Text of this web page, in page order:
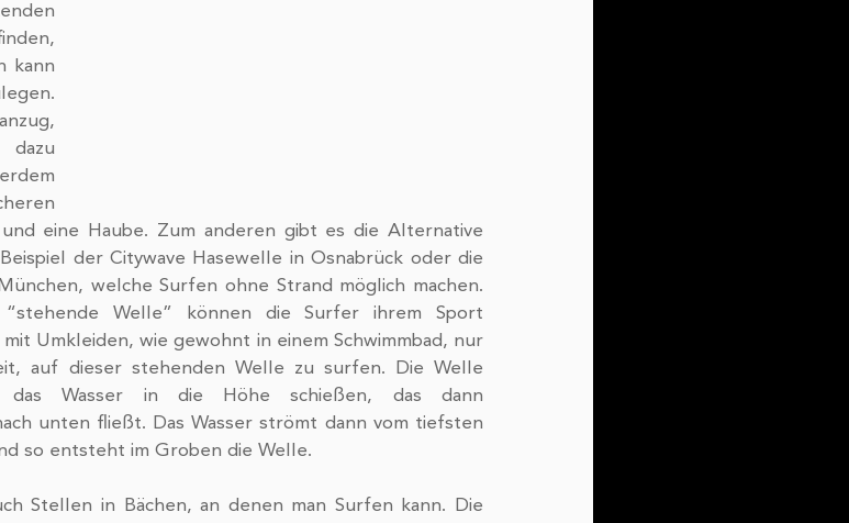
kann
eine Haube. Zum anderen gibt es die Alternative
der Citywave Hasewelle in Osnabrück oder die
welche Surfen ohne Strand möglich machen.
Welle” können die Surfer ihrem Sport
Umkleiden, wie gewohnt in einem Schwimmbad, nur
auf dieser stehenden Welle zu surfen. Die Welle
das Wasser in die Höhe schießen, das dann
unten fließt. Das Wasser strömt dann vom tiefsten
so entsteht im Groben die Welle.
Stellen in Bächen, an denen man Surfen kann. Die